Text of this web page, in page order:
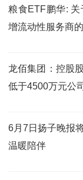
粮食ETF鹏华:
增流动性服务商
龙佰集团：控股
低于4500万元公
6月7日扬子晚报
温暖陪伴